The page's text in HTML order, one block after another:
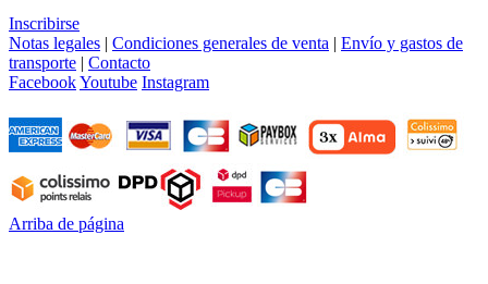
Inscribirse
Notas legales | Condiciones generales de venta | Envío y gastos de
transporte | Contacto
FacebookYoutube Instagram
Arriba de página